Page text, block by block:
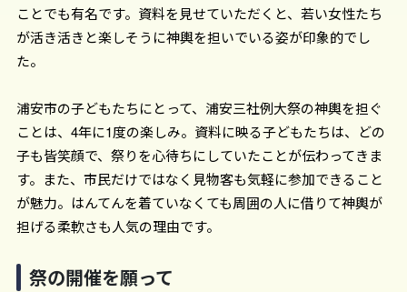
ことでも有名です。資料を見せていただくと、若い女性たち
が活き活きと楽しそうに神輿を担いでいる姿が印象的でし
た。
浦安市の子どもたちにとって、浦安三社例大祭の神輿を担ぐ
ことは、4年に1度の楽しみ。資料に映る子どもたちは、どの
子も皆笑顔で、祭りを心待ちにしていたことが伝わってきま
す。また、市民だけではなく見物客も気軽に参加できること
が魅力。はんてんを着ていなくても周囲の人に借りて神輿が
担げる柔軟さも人気の理由です。
祭の開催を願って